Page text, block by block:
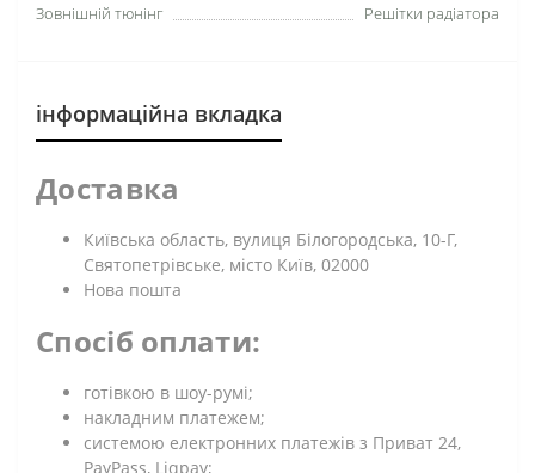
Зовнішній тюнінг Решітки радіатора
інформаційна вкладка
Доставка
Київська область, вулиця Білогородська, 10-Г,
Святопетрівське, місто Київ, 02000
Нова пошта
Спосіб оплати:
готівкою в шоу-румі;
накладним платежем;
системою електронних платежів з Приват 24,
PayPass, Liqpay;